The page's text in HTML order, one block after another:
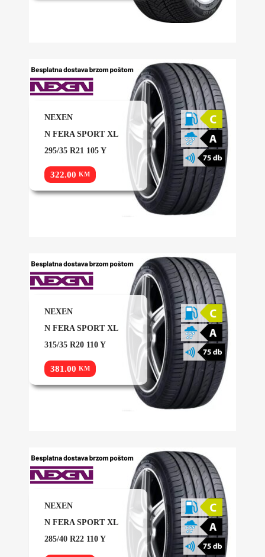
NEXEN
N FERA SPORT XL
295/35 R21 105 Y
322.00 KM
NEXEN
N FERA SPORT XL
315/35 R20 110 Y
381.00 KM
NEXEN
N FERA SPORT XL
285/40 R22 110 Y